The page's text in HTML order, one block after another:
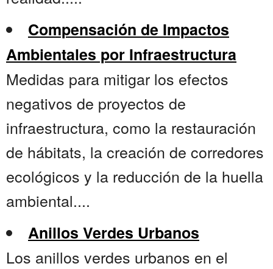
Compensación de Impactos
Ambientales por Infraestructura
Medidas para mitigar los efectos
negativos de proyectos de
infraestructura, como la restauración
de hábitats, la creación de corredores
ecológicos y la reducción de la huella
ambiental....
Anillos Verdes Urbanos
Los anillos verdes urbanos en el